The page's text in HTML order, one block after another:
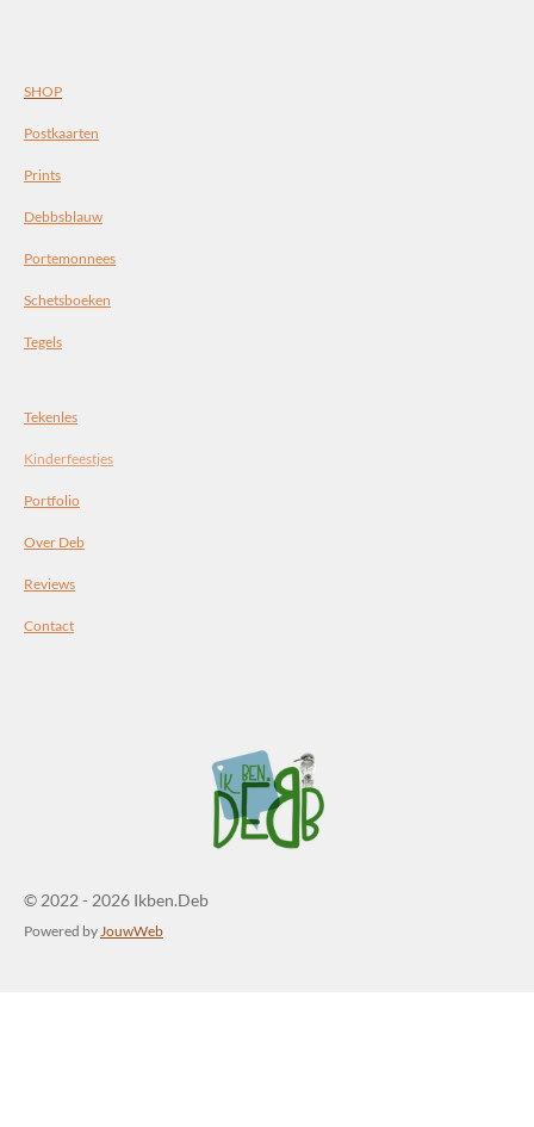
SHOP
Postkaarten
Prints
Debbsblauw
Portemonnees
Schetsboeken
Tegels
Tekenles
Kinderfeestjes
Portfolio
Over Deb
Reviews
Contact
© 2022 - 2026 Ikben.Deb
Powered by JouwWeb